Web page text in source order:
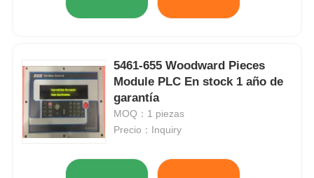
5461-655 Woodward Pieces
Module PLC En stock 1 año de
garantía
MOQ：1 piezas
Precio：Inquiry